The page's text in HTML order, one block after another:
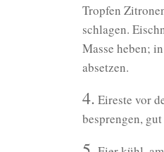
Tropfen
schlagen.
Masse heben;
absetzen.
4. Eireste vor
besprengen,